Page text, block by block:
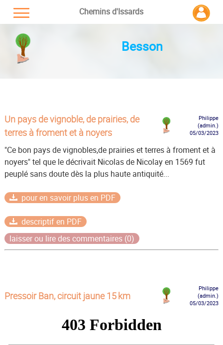
Chemins d'Issards
Besson
Un pays de vignoble, de prairies, de
terres à froment et à noyers
Philippe
(admin.)
05/03/2023
"Ce bon pays de vignobles,de prairies et terres à froment et à
noyers" tel que le décrivait Nicolas de Nicolay en 1569 fut
peuplé sans doute dès la plus haute antiquité...
pour en savoir plus en PDF
descriptif en PDF
laisser ou lire des commentaires (0)
Pressoir Ban, circuit jaune 15 km
Philippe
(admin.)
05/03/2023